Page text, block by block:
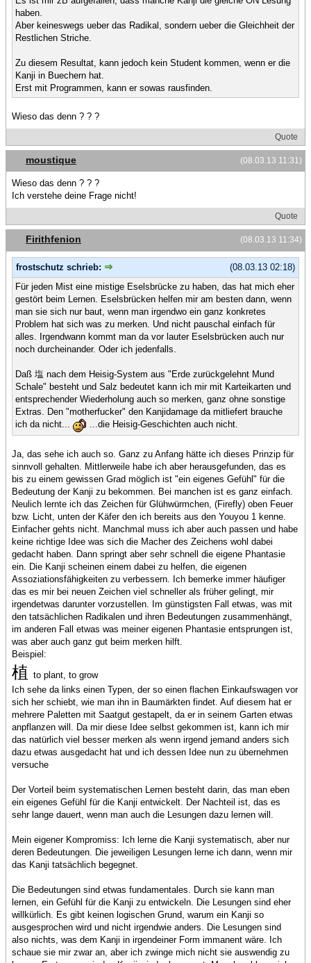
haben.
Aber keineswegs ueber das Radikal, sondern ueber die Gleichheit der
Restlichen Striche.
Zu diesem Resultat, kann jedoch kein Student kommen, wenn er die
Kanji in Buechern hat.
Erst mit Programmen, kann er sowas rausfinden.
Wieso das denn ? ? ?
Quote
(08.03.13 11:31)
moustique
Wieso das denn ? ? ?
Ich verstehe deine Frage nicht!
Quote
(08.03.13 11:34)
Firithfenion
(08.03.13 02:18)
frostschutz schrieb:
Für jeden Mist eine mistige Eselsbrücke zu haben, das hat mich eher
gestört beim Lernen. Eselsbrücken helfen mir am besten dann, wenn
man sie sich nur baut, wenn man irgendwo ein ganz konkretes
Problem hat sich was zu merken. Und nicht pauschal einfach für
alles. Irgendwann kommt man da vor lauter Eselsbrücken auch nur
noch durcheinander. Oder ich jedenfalls.
Daß 塩 nach dem Heisig-System aus "Erde zurückgelehnt Mund
Schale" besteht und Salz bedeutet kann ich mir mit Karteikarten und
entsprechender Wiederholung auch so merken, ganz ohne sonstige
Extras. Den "motherfucker" den Kanjidamage da mitliefert brauche
ich da nicht...
...die Heisig-Geschichten auch nicht.
Ja, das sehe ich auch so. Ganz zu Anfang hätte ich dieses Prinzip für
sinnvoll gehalten. Mittlerweile habe ich aber herausgefunden, das es
bis zu einem gewissen Grad möglich ist "ein eigenes Gefühl" für die
Bedeutung der Kanji zu bekommen. Bei manchen ist es ganz einfach.
Neulich lernte ich das Zeichen für Glühwürmchen, (Firefly) oben Feuer
bzw. Licht, unten der Käfer den ich bereits aus den Youyou 1 kenne.
Einfacher gehts nicht. Manchmal muss ich aber auch passen und habe
keine richtige Idee was sich die Macher des Zeichens wohl dabei
gedacht haben. Dann springt aber sehr schnell die eigene Phantasie
ein. Die Kanji scheinen einem dabei zu helfen, die eigenen
Assoziationsfähigkeiten zu verbessern. Ich bemerke immer häufiger
das es mir bei neuen Zeichen viel schneller als früher gelingt, mir
irgendetwas darunter vorzustellen. Im günstigsten Fall etwas, was mit
den tatsächlichen Radikalen und ihren Bedeutungen zusammenhängt,
im anderen Fall etwas was meiner eigenen Phantasie entsprungen ist,
was aber auch ganz gut beim merken hilft.
Beispiel:
植 to plant, to grow
Ich sehe da links einen Typen, der so einen flachen Einkaufswagen vor
sich her schiebt, wie man ihn in Baumärkten findet. Auf diesem hat er
mehrere Paletten mit Saatgut gestapelt, da er in seinem Garten etwas
anpflanzen will. Da mir diese Idee selbst gekommen ist, kann ich mir
das natürlich viel besser merken als wenn irgend jemand anders sich
dazu etwas ausgedacht hat und ich dessen Idee nun zu übernehmen
versuche
Der Vorteil beim systematischen Lernen besteht darin, das man eben
ein eigenes Gefühl für die Kanji entwickelt. Der Nachteil ist, das es
sehr lange dauert, wenn man auch die Lesungen dazu lernen will.
Mein eigener Kompromiss: Ich lerne die Kanji systematisch, aber nur
deren Bedeutungen. Die jeweiligen Lesungen lerne ich dann, wenn mir
das Kanji tatsächlich begegnet.
Die Bedeutungen sind etwas fundamentales. Durch sie kann man
lernen, ein Gefühl für die Kanji zu entwickeln. Die Lesungen sind eher
willkürlich. Es gibt keinen logischen Grund, warum ein Kanji so
ausgesprochen wird und nicht irgendwie anders. Die Lesungen sind
also nichts, was dem Kanji in irgendeiner Form immanent wäre. Ich
schaue sie mir zwar an, aber ich zwinge mich nicht sie auswendig zu